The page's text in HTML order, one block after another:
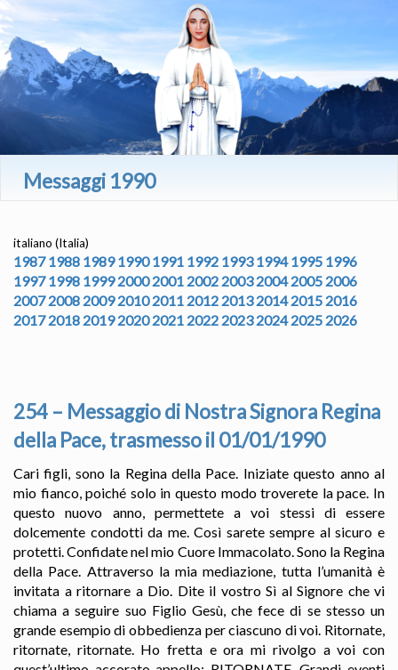
Messaggi 1990
italiano (Italia)
1987 1988 1989 1990 1991 1992 1993 1994 1995 1996
1997 1998 1999 2000 2001 2002 2003 2004 2005 2006
2007 2008 2009 2010 2011 2012 2013 2014 2015 2016
2017 2018 2019 2020 2021 2022 2023 2024 2025 2026
254 – Messaggio di Nostra Signora Regina
della Pace, trasmesso il 01/01/1990
Cari figli, sono la Regina della Pace. Iniziate questo anno al
mio fianco, poiché solo in questo modo troverete la pace. In
questo nuovo anno, permettete a voi stessi di essere
dolcemente condotti da me. Così sarete sempre al sicuro e
protetti. Confidate nel mio Cuore Immacolato. Sono la Regina
della Pace. Attraverso la mia mediazione, tutta l’umanità è
invitata a ritornare a Dio. Dite il vostro Sì al Signore che vi
chiama a seguire suo Figlio Gesù, che fece di se stesso un
grande esempio di obbedienza per ciascuno di voi. Ritornate,
ritornate, ritornate. Ho fretta e ora mi rivolgo a voi con